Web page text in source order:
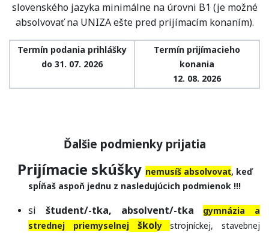
slovenského jazyka minimálne na úrovni B1 (je možné
absolvovať na UNIZA ešte pred prijímacím konaním).
Termín podania prihlášky
do 31. 07. 2026
Termín prijímacieho
konania
12. 08. 2026
Ďalšie podmienky prijatia
Prijímacie skúšky nemusíš absolvovať, keď
spĺňaš aspoň jednu z nasledujúcich podmienok !!!
si študent/-tka, absolvent/-tka
gymnázia a
strednej priemyselnejškolystrojníckej, stavebnej